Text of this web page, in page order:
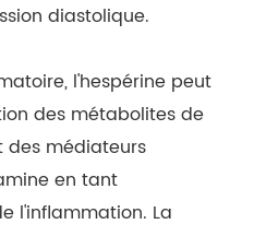
diastolique.
l'hespérine peut
des métabolites de
médiateurs
en tant
l'inflammation. La